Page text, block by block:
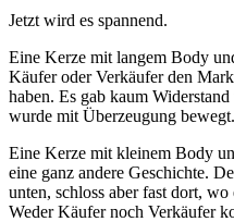
Jetzt wird es spannend.
Eine Kerze mit langem Body
Käufer oder Verkäufer den
haben. Es gab kaum
wurde mit Überzeugung bewegt.
Eine Kerze mit kleinem Body
eine ganz andere Geschichte.
unten, schloss aber fast dort,
Weder Käufer noch Verkäufer